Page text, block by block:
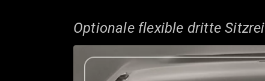
Optionale flexible dritte